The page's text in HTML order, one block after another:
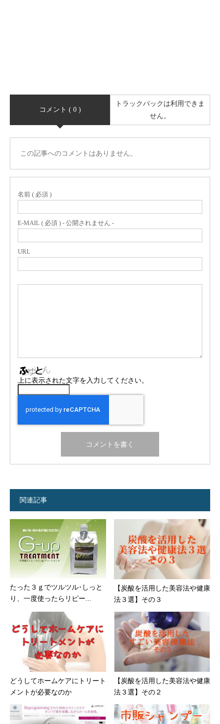
コメント ( 0 )
トラックバックは利用できま
せん。
この記事へのコメントはありません。
名前 ( 必須 )
E-MAIL ( 必須 ) - 公開されません -
URL
上に表示された文字を入力してください。
関連記事
たった３ｇでツルツル･しっと
り、一度使ったらリピー...
【炭酸を活用した美容法や健康
法３選】その３
どうしてホームケアにトリート
メントが必要なのか
【炭酸を活用した美容法や健康
法３選】その２